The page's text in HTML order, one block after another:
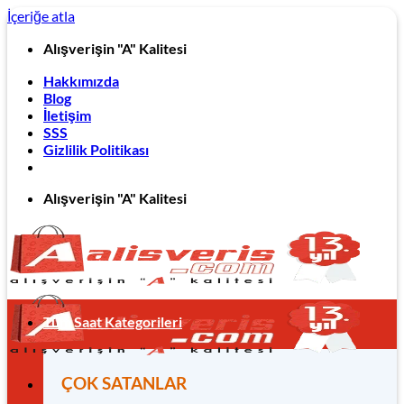
İçeriğe atla
Alışverişin "A" Kalitesi
Hakkımızda
Blog
İletişim
SSS
Gizlilik Politikası
Alışverişin "A" Kalitesi
Tüm Saat Kategorileri
ÇOK SATANLAR